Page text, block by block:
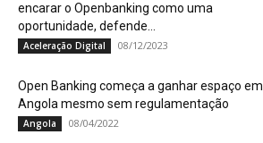
encarar o Openbanking como uma
oportunidade, defende...
Aceleração Digital 08/12/2023
Open Banking começa a ganhar espaço em
Angola mesmo sem regulamentação
Angola 08/04/2022